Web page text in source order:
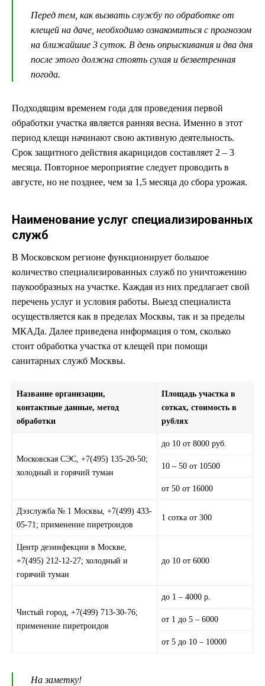
Перед тем, как вызвать службу по обработке от
клещей на даче, необходимо ознакомиться с прогнозом
на ближайшие 3 суток. В день опрыскивания и два дня
после этого должна стоять сухая и безветренная
погода.
Подходящим временем года для проведения первой
обработки участка является ранняя весна. Именно в этот
период клещи начинают свою активную деятельность.
Срок защитного действия акарицидов составляет 2 – 3
месяца. Повторное мероприятие следует проводить в
августе, но не позднее, чем за 1,5 месяца до сбора урожая.
Наименование услуг специализированных
служб
В Московском регионе функционирует большое
количество специализированных служб по уничтожению
паукообразных на участке. Каждая из них предлагает свой
перечень услуг и условия работы. Выезд специалиста
осуществляется как в пределах Москвы, так и за пределы
МКАДа. Далее приведена информация о том, сколько
стоит обработка участка от клещей при помощи
санитарных служб Москвы.
Название организации,
контактные данные, метод
обработки
Площадь участка в
сотках, стоимость в
рублях
Московская СЭС, +7(495) 135-20-50;
холодный и горячий туман
до 10 от 8000 руб.
10 – 50 от 10500
от 50 от 16000
Дэзслужба № 1 Москвы, +7(499) 433-
05-71; применение пиретроидов
1 сотка от 300
Центр дезинфекции в Москве,
+7(495) 212-12-27; холодный и
горячий туман
до 10 от 6000
Чистый город, +7(499) 713-30-76;
применение пиретроидов
до 1 – 4000 р.
от 1 до 5 – 6000
от 5 до 10 – 10000
На заметку!